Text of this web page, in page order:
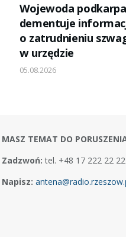
Wojewoda
dementuje
o zatrudnieniu
w urzędzie
05.08.2026
MASZ TEMAT DO
Zadzwoń: tel. +48 17 222 22 22
Napisz: